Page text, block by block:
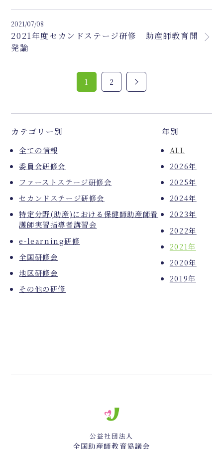
2021/07/08
2021年度セカンドステージ研修 助産師教育開
発論
1 2
カテゴリー別
全ての情報
委員会研修会
ファーストステージ研修会
セカンドステージ研修会
特定分野(助産)における保健師助産師看
護師実習指導者講習会
e-learning研修
全国研修会
地区研修会
その他の研修
年別
ALL
2026年
2025年
2024年
2023年
2022年
2021年
2020年
2019年
公益社団法人
全国助産師教育協議会